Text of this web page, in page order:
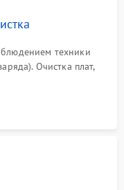
техники
Очистка плат,
и замыканий.